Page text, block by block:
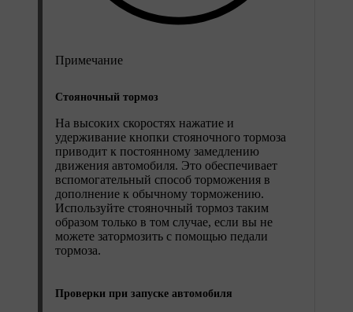
Примечание
Стояночный тормоз
На высоких скоростях нажатие и
удерживание кнопки стояночного тормоза
приводит к постоянному замедлению
движения автомобиля. Это обеспечивает
вспомогательный способ торможения в
дополнение к обычному торможению.
Используйте стояночный тормоз таким
образом только в том случае, если вы не
можете затормозить с помощью педали
тормоза.
Проверки при запуске автомобиля